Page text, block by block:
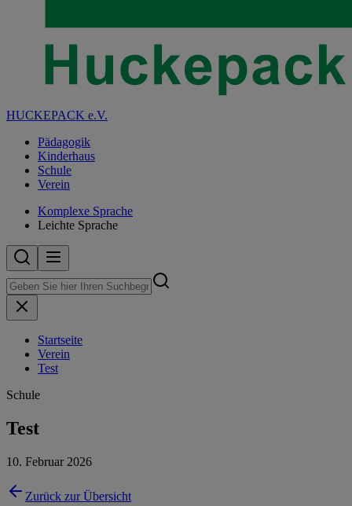
HUCKEPACK e.V.
Pädagogik
Kinderhaus
Schule
Verein
Komplexe Sprache
Leichte Sprache
Startseite
Verein
Test
Schule
Test
10. Februar 2026
Zurück zur Übersicht